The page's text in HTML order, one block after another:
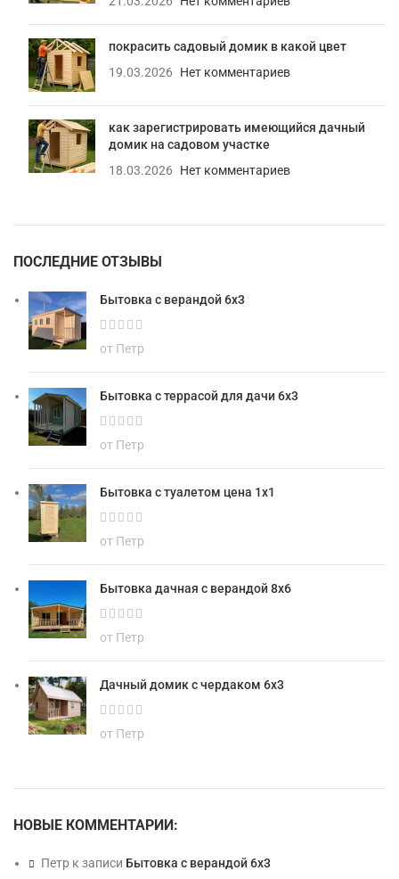
покрасить садовый домик в какой цвет
19.03.2026
Нет комментариев
как зарегистрировать имеющийся дачный
домик на садовом участке
18.03.2026
Нет комментариев
ПОСЛЕДНИЕ ОТЗЫВЫ
Бытовка с верандой 6х3
от Петр
Бытовка с террасой для дачи 6х3
от Петр
Бытовка с туалетом цена 1х1
от Петр
Бытовка дачная с верандой 8х6
от Петр
Дачный домик с чердаком 6х3
от Петр
НОВЫЕ КОММЕНТАРИИ:
Петр к записи Бытовка с верандой 6х3